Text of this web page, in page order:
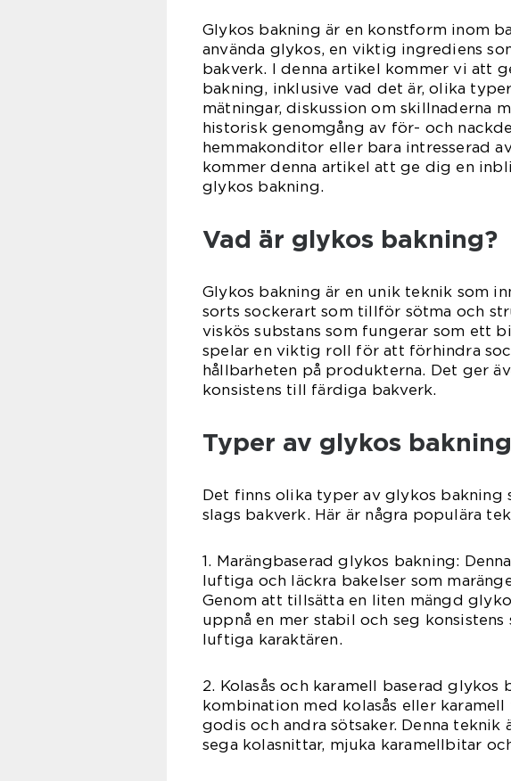
Glykos bakning är en konstform inom
använda glykos, en viktig ingrediens
bakverk. I denna artikel kommer vi att
bakning, inklusive vad det är, olika
mätningar, diskussion om skillnaderna
historisk genomgång av för- och
hemmakonditor eller bara intresserad
kommer denna artikel att ge dig en
glykos bakning.
Vad är glykos bakning?
Glykos bakning är en unik teknik som
sorts sockerart som tillför sötma och
viskös substans som fungerar som ett
spelar en viktig roll för att förhindra
hållbarheten på produkterna. Det ger
konsistens till färdiga bakverk.
Typer av glykos bakning
Det finns olika typer av glykos bakning
slags bakverk. Här är några populära
1. Marängbaserad glykos bakning:
luftiga och läckra bakelser som
Genom att tillsätta en liten mängd
uppnå en mer stabil och seg
luftiga karaktären.
2. Kolasås och karamell baserad glykos
kombination med kolasås eller
godis och andra sötsaker. Denna
sega kolasnittar, mjuka karamellbitar